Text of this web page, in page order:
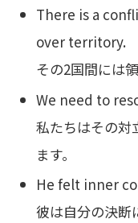
There is a
over territory.
その2国間には
We need to
私たちはその対
ます。
He felt inner
彼は自分の決断